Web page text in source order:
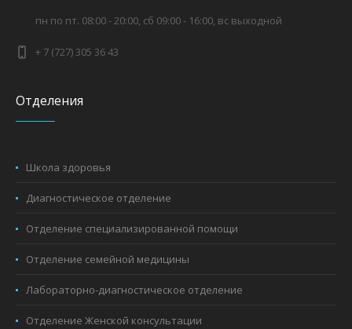
пн по пт. 08:00 - 20:00, сб 09:00 - 16:00, вс выходной
+ 7 (727) 305 36 43
Отделения
Школа здоровья
Диагностическое отделение
Отделение специализированной помощи
Отделение семейной медицины
Лабораторно-диагностическое отделение
Отделение Женской консультации